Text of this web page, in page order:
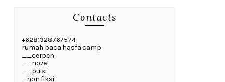
Contacts
+6281328767574
rumah baca hasfa camp
__cerpen
__novel
__puisi
_non fiksi